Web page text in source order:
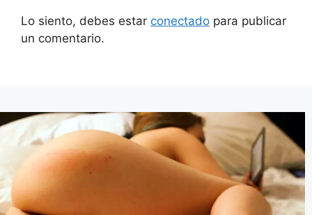
Lo siento, debes estar conectado para publicar
un comentario.